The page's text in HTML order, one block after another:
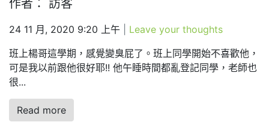
作者： 訪客
24 11 月, 2020 9:20 上午
Leave your thoughts
班上楊哥這學期，感覺變臭屁了。班上同學開始不喜歡他，
可是我以前跟他很好耶!! 他午睡時間都亂登記同學，老師也
很...
Read more